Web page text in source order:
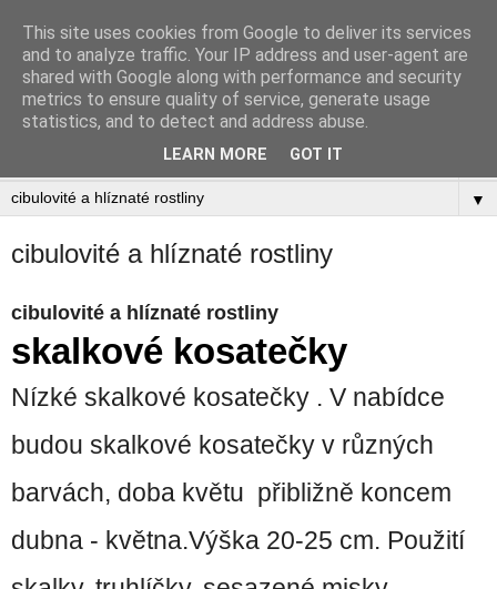
Zahradnictví Šlotava
▼
cibulovité a hlíznaté rostliny
cibulovité a hlíznaté rostliny
skalkové kosatečky
Nízké skalkové kosatečky . V nabídce
budou skalkové kosatečky v různých
barvách, doba květu přibližně koncem
dubna - května.Výška 20-25 cm. Použití
This site uses cookies from Google to deliver its services
and to analyze traffic. Your IP address and user-agent are
shared with Google along with performance and security
metrics to ensure quality of service, generate usage
statistics, and to detect and address abuse.
LEARN MORE GOT IT